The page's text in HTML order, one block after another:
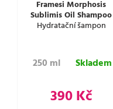
Framesi Morphosis
Sublimis Oil Shampoo
Hydratační šampon
250 ml Skladem
390 Kč